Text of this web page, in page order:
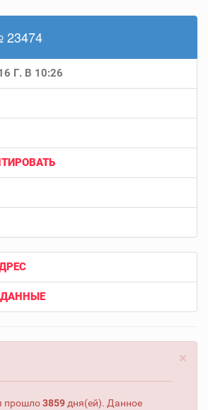
23474
Г. В 10:26
×
прошло3859 дня(ей). Данное